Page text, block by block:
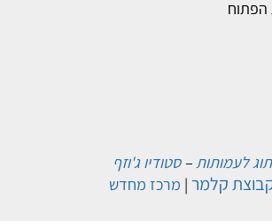
לעמותות–סטודיו ג'וזף
קלמר|מרכז מחדש